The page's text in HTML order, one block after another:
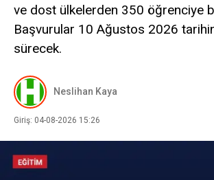
ve dost ülkelerden 350 öğrenciye
Başvurular 10 Ağustos 2026
sürecek.
Neslihan Kaya
Giriş: 04-08-2026 15:26